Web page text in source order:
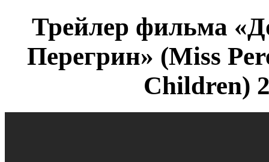
Трейлер фильма
Перегрин» (Miss
Children)